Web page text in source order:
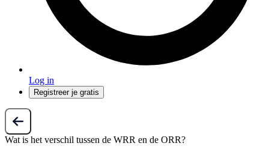
Log in
Registreer je gratis
Wat is het verschil tussen de WRR en de ORR?